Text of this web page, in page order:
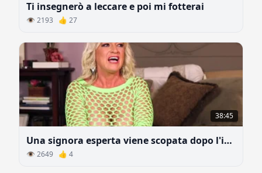
Ti insegnerò a leccare e poi mi fotterai
👁 2193 👍 27
38:45
Una signora esperta viene scopata dopo l'intervista
👁 2649 👍 4